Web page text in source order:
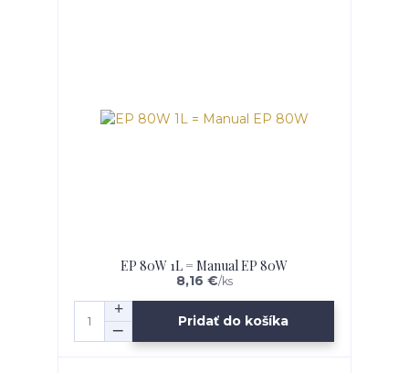
EP 80W 1L = Manual EP 80W
8,16 €/ks
Pridať do košíka